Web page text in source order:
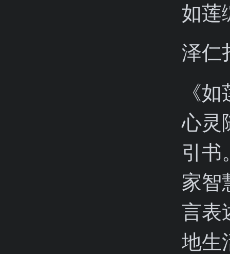
如莲
泽仁
《
心灵
引书
家智
言表
地生